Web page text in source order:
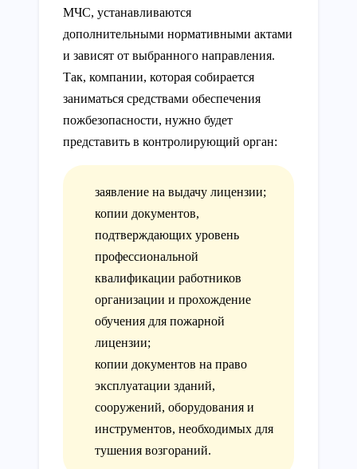
МЧС, устанавливаются
дополнительными нормативными актами
и зависят от выбранного направления.
Так, компании, которая собирается
заниматься средствами обеспечения
пожбезопасности, нужно будет
представить в контролирующий орган:
заявление на выдачу лицензии;
копии документов,
подтверждающих уровень
профессиональной
квалификации работников
организации и прохождение
обучения для пожарной
лицензии;
копии документов на право
эксплуатации зданий,
сооружений, оборудования и
инструментов, необходимых для
тушения возгораний.